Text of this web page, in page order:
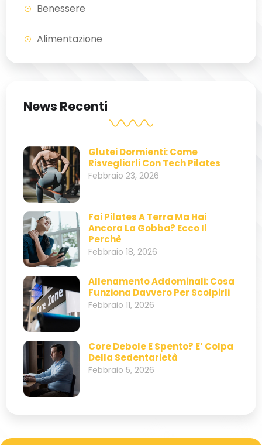
Benessere
Alimentazione
News Recenti
Glutei Dormienti: Come
Risvegliarli Con Tech Pilates
Febbraio 23, 2026
Fai Pilates A Terra Ma Hai
Ancora La Gobba? Ecco Il
Perchè
Febbraio 18, 2026
Allenamento Addominali: Cosa
Funziona Davvero Per Scolpirli
Febbraio 11, 2026
Core Debole E Spento? E’ Colpa
Della Sedentarietà
Febbraio 5, 2026